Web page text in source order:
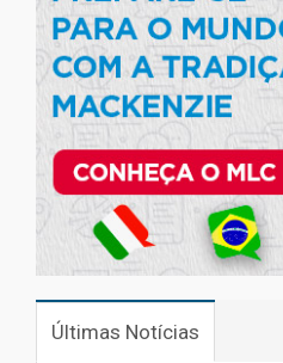
Últimas Notícias